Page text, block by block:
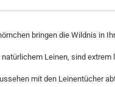
bringen die Wildnis in
Leinen, sind
mit den Leinentücher